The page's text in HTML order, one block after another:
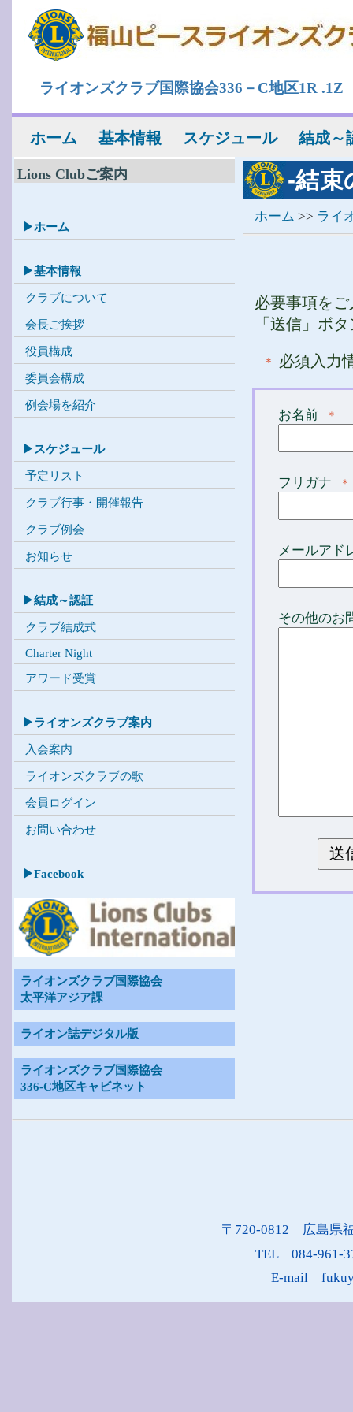
ライオンズクラブ国際協会336－C地区1R .1Z
ホーム 基本情報 スケジュール 結成～
Lions Clubご案内
▶ホーム
▶基本情報
クラブについて
会長ご挨拶
役員構成
委員会構成
例会場を紹介
▶スケジュール
予定リスト
クラブ行事・開催報告
クラブ例会
お知らせ
▶結成～認証
クラブ結成式
Charter Night
アワード受賞
▶ライオンズクラブ案内
入会案内
ライオンズクラブの歌
会員ログイン
お問い合わせ
▶Facebook
ライオンズクラブ国際協会
太平洋アジア課
ライオン誌デジタル版
ライオンズクラブ国際協会
336-C地区キャビネット
-結
ホーム >> ライ
必要事項を
「送信」ボ
＊ 必須入力
お名前 ＊
フリガナ ＊
メールアド
その他のお
送
〒720-0812 広島県
TEL 084-
E-mail